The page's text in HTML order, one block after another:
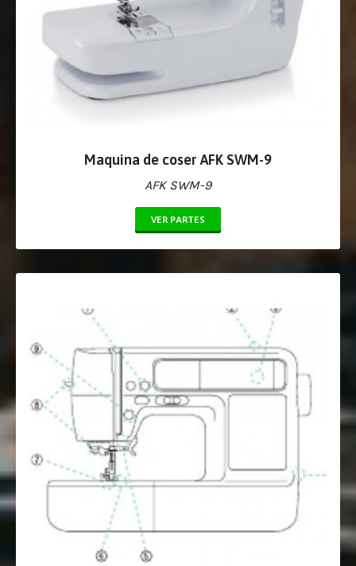
Maquina de coser AFK SWM-9
AFK SWM-9
VER PARTES